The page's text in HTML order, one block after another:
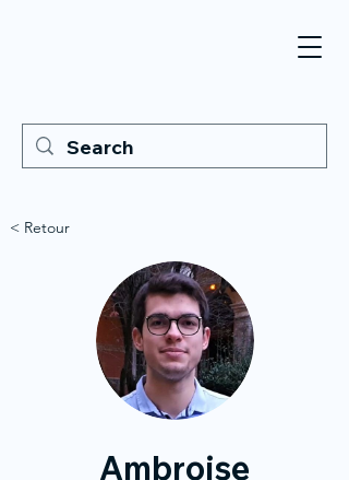
< Retour
Ambroise